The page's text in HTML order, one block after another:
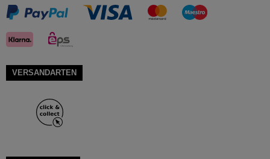
VERSANDARTEN